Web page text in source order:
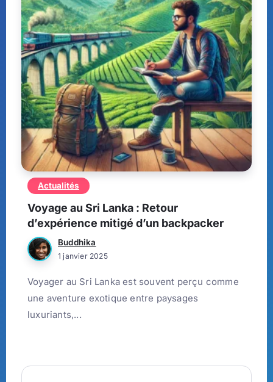
Actualités
Voyage au Sri Lanka : Retour
d’expérience mitigé d’un backpacker
Buddhika
1 janvier 2025
Voyager au Sri Lanka est souvent perçu comme
une aventure exotique entre paysages
luxuriants,...